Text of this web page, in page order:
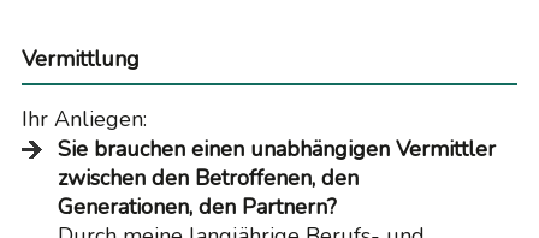
Vermittlung
Ihr Anliegen:
Sie brauchen einen unabhängigen Vermittler
zwischen den Betroffenen, den
Generationen, den Partnern?